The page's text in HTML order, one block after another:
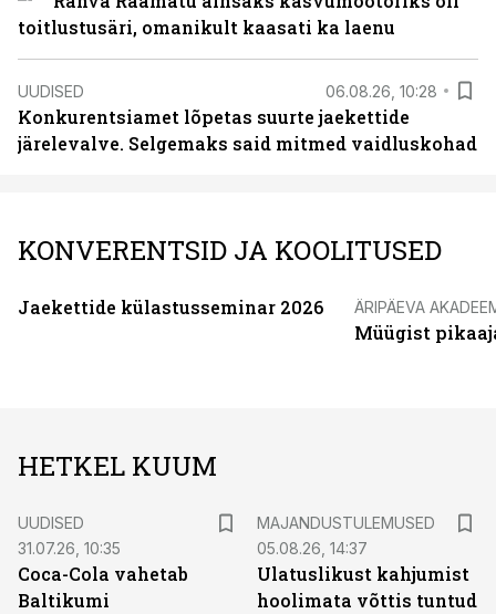
toitlustusäri, omanikult kaasati ka laenu
UUDISED 06.08.26, 10:28
Konkurentsiamet lõpetas suurte jaekettide
järelevalve. Selgemaks said mitmed vaidluskohad
KONVERENTSID JA KOOLITUSED
Jaekettide külastusseminar 2026 ÄRIPÄEVA
Müügist
HETKEL KUUM
UUDISED
31.07.26, 10:35
Coca-Cola vahetab
Baltikumi
MAJANDUSTULEMUSED
05.08.26, 14:37
Ulatuslikust kahjumist
hoolimata võttis tuntud